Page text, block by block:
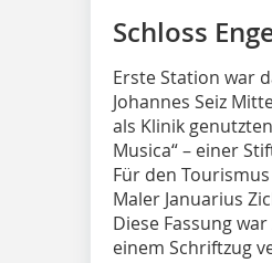
Schloss
Erste Station war
Johannes Seiz
als Klinik
Musica“ – einer
Für den
Maler Januarius
Diese Fassung
einem Schriftzug